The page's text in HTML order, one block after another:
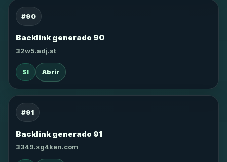
#90
Backlink generado 90
32w5.adj.st
SI Abrir
#91
Backlink generado 91
3349.xg4ken.com